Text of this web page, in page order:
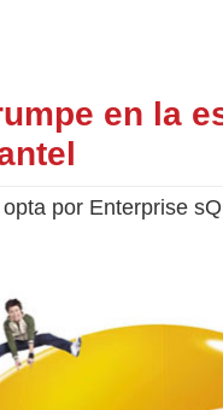
en la
por Enterprise